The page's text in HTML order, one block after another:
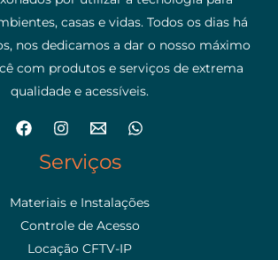
casas e vidas. Todos os dias há
nos dedicamos a dar o nosso máximo
com produtos e serviços de extrema
qualidade e acessíveis.
Serviços
Materiais e Instalações
Controle de Acesso
Locação CFTV-IP